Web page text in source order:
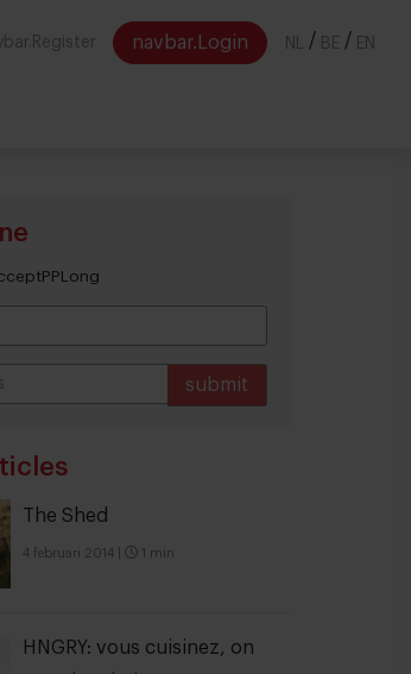
navbar.Login NL / BE / EN
submit
The Shed
4 februari 2014 1 min
HNGRY: vous cuisinez, on